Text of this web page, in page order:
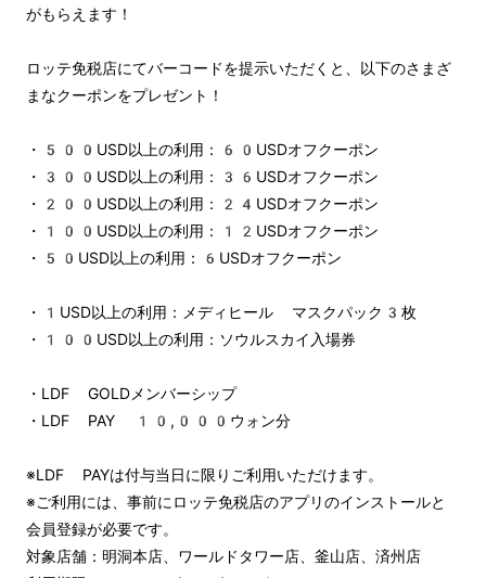
がもらえます！
ロッテ免税店にてバーコードを提示いただくと、以下のさまざ
まなクーポンをプレゼント！
・500USD以上の利用：60USDオフクーポン
・300USD以上の利用：36USDオフクーポン
・200USD以上の利用：24USDオフクーポン
・100USD以上の利用：12USDオフクーポン
・50USD以上の利用：6USDオフクーポン
・1USD以上の利用：メディヒール マスクパック3枚
・100USD以上の利用：ソウルスカイ入場券
・LDF GOLDメンバーシップ
・LDF PAY 10,000ウォン分
※LDF PAYは付与当日に限りご利用いただけます。
※ご利用には、事前にロッテ免税店のアプリのインストールと
会員登録が必要です。
対象店舗：明洞本店、ワールドタワー店、釜山店、済州店